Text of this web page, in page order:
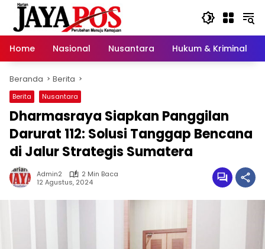
Langsung
konten
Home
Nasional Nusantara Hukum & Kriminal
Beranda Berita
Berita Nusantara
Dharmasraya Siapkan Panggilan
Darurat 112: Solusi Tanggap Bencana
di Jalur Strategis Sumatera
Admin2
2 Min Baca
12 Agustus, 2024